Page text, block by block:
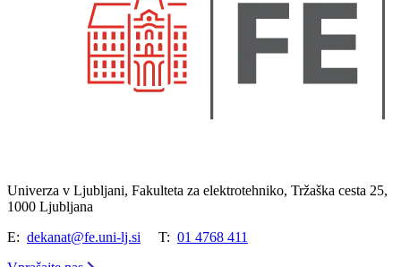
Univerza v Ljubljani, Fakulteta za elektrotehniko, Tržaška cesta 25,
1000 Ljubljana
E: dekanat@fe.uni-lj.si T: 01 4768 411